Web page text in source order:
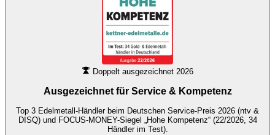
Doppelt ausgezeichnet 2026
Ausgezeichnet für Service & Kompetenz
Top 3 Edelmetall-Händler beim Deutschen Service-Preis 2026 (ntv &
DISQ) und FOCUS-MONEY-Siegel „Hohe Kompetenz“ (22/2026, 34
Händler im Test).